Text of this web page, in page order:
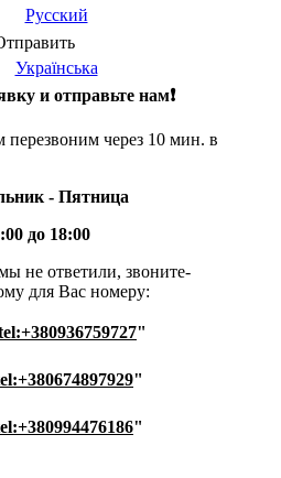
и отправьте нам❗️
через 10 мин. в
- Пятница
до 18:00
не ответили, звоните-
для Вас номеру:
"
"
"
Русский
Українська